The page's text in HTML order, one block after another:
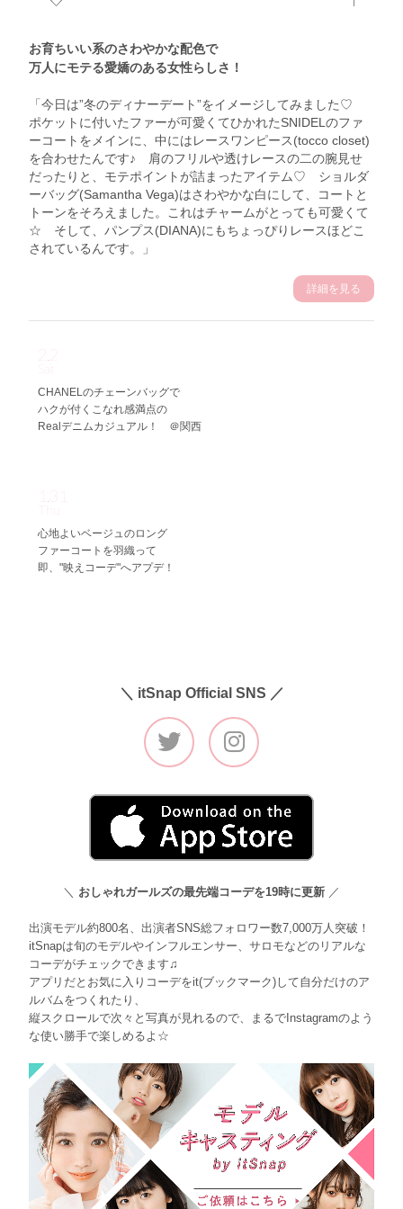
お育ちいい系のさわやかな配色で
万人にモテる愛嬌のある女性らしさ！
「今日は”冬のディナーデート”をイメージしてみました♡
ポケットに付いたファーが可愛くてひかれたSNIDELのファ
ーコートをメインに、中にはレースワンピース(tocco closet)
を合わせたんです♪ 肩のフリルや透けレースの二の腕見せ
だったりと、モテポイントが詰まったアイテム♡ ショルダ
ーバッグ(Samantha Vega)はさわやかな白にして、コートと
トーンをそろえました。これはチャームがとっても可愛くて
☆ そして、パンプス(DIANA)にもちょっぴりレースほどこ
されているんです。」
詳細を見る
CHANELのチェーンバッグで
ハクが付くこなれ感満点の
Realデニムカジュアル！ ＠関西
心地よいベージュのロング
ファーコートを羽織って
即、"映えコーデ"へアプデ！
＼ itSnap Official SNS ／
＼ おしゃれガールズの最先端コーデを19時に更新 ／
出演モデル約800名、出演者SNS総フォロワー数7,000万人突破！
itSnapは旬のモデルやインフルエンサー、サロモなどのリアルな
コーデがチェックできます♫
アプリだとお気に入りコーデをit(ブックマーク)して自分だけのア
ルバムをつくれたり、
縦スクロールで次々と写真が見れるので、まるでInstagramのよう
な使い勝手で楽しめるよ☆